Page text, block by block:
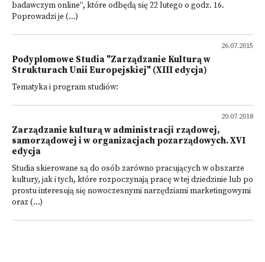
badawczym online”, które odbędą się 22 lutego o godz. 16.
Poprowadzi je (...)
26.07.2015
Podyplomowe Studia "Zarządzanie Kulturą w
Strukturach Unii Europejskiej" (XIII edycja)
Tematyka i program studiów:
20.07.2018
Zarządzanie kulturą w administracji rządowej,
samorządowej i w organizacjach pozarządowych. XVI
edycja
Studia skierowane są do osób zarówno pracujących w obszarze
kultury, jak i tych, które rozpoczynają pracę w tej dziedzinie lub po
prostu interesują się nowoczesnymi narzędziami marketingowymi
oraz (...)